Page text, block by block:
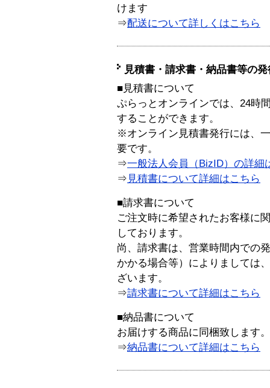
けます
⇒配送について詳しくはこちら
見積書・請求書・納品書等の
■見積書について
ぷらっとオンラインでは、24時
することができます。
※オンライン見積書発行には、
要です。
⇒一般法人会員（BizID）の詳細
⇒ 見積書について詳細はこちら
■請求書について
ご注文時に希望されたお客様に
しております。
尚、請求書は、営業時間内での
かかる場合等）によりましては
ざいます。
⇒請求書について詳細はこちら
■納品書について
お届けする商品に同梱致します。
⇒納品書について詳細はこちら